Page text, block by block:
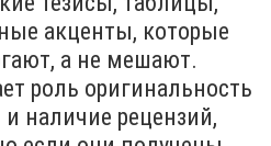
акценты, которые
а не мешают.
роль оригинальность
наличие рецензий,